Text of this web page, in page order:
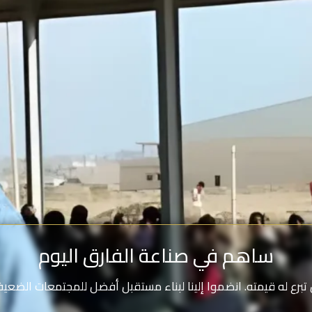
ساهم في صناعة الفارق اليوم
له قيمته. انضموا إلينا لبناء مستقبل أفضل للمجتمعات